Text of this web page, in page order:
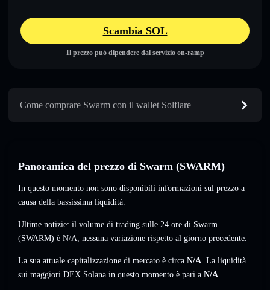
Scambia SOL
Il prezzo può dipendere dal servizio on-ramp
Come comprare Swarm con il wallet Solflare
Panoramica del prezzo di Swarm (SWARM)
In questo momento non sono disponibili informazioni sul prezzo a
causa della bassissima liquidità.
Ultime notizie: il volume di trading sulle 24 ore di Swarm
(SWARM) è N/A, nessuna variazione rispetto al giorno precedente.
La sua attuale capitalizzazione di mercato è circa N/A. La liquidità
sui maggiori DEX Solana in questo momento è pari a N/A.